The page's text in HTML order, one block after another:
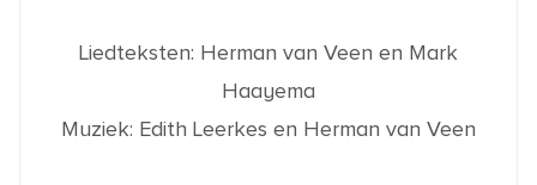
Liedteksten: Herman van Veen en Mark
Haayema
Muziek: Edith Leerkes en Herman van Veen